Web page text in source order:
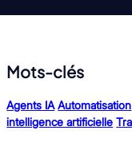
Mots-clés
Agents IA Automatisation
intelligence artificielle